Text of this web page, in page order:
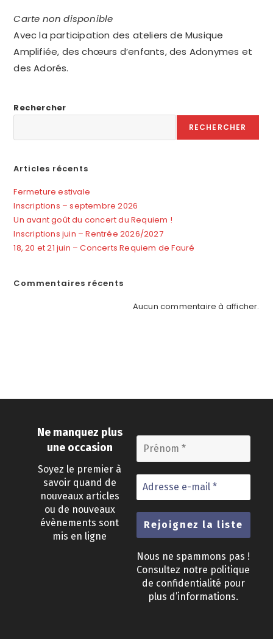
Carte non disponible
Avec la participation des ateliers de Musique
Amplifiée, des chœurs d’enfants, des Adonymes et
des Adorés.
Rechercher
RECHERCHER
Articles récents
Fermeture estivale
Inscriptions – septembre 2026
Un avant goût du concert du Requiem !
Inscriptions juin – Rentrée 2026/2027
18, 20 et 21 juin – Concerts Requiem de Fauré
Commentaires récents
Aucun commentaire à afficher.
Ne manquez plus
une occasion
Soyez le premier à
savoir quand de
nouveaux articles
ou de nouveaux
évènements sont
mis en ligne
Nous ne spammons pas !
Consultez notre politique
de confidentialité pour
plus d’informations.